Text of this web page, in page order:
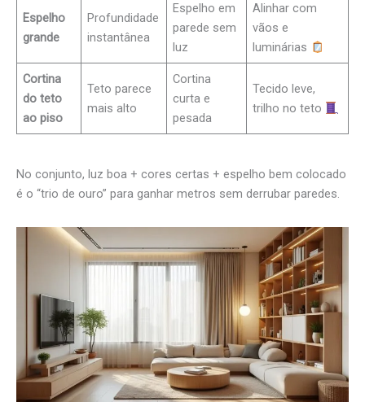
Espelho
grande
Profundidade
instantânea
Espelho em
parede sem
luz
Alinhar com
vãos e
luminárias
Cortina
do teto
ao piso
Teto parece
mais alto
Cortina
curta e
pesada
Tecido leve,
trilho no teto
No conjunto, luz boa + cores certas + espelho bem colocado
é o “trio de ouro” para ganhar metros sem derrubar paredes.